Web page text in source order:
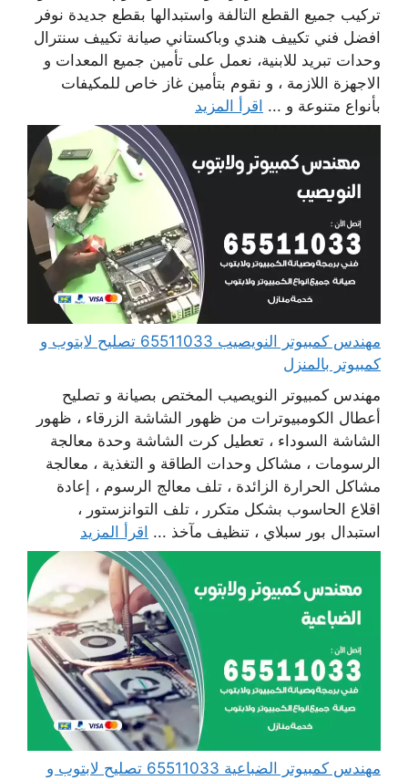
تركيب جميع القطع التالفة واستبدالها بقطع جديدة نوفر
افضل فني تكييف هندي وباكستاني صيانة تكييف سنترال
وحدات تبريد للابنية، نعمل على تأمين جميع المعدات و
الاجهزة اللازمة ، و نقوم بتأمين غاز خاص للمكيفات
بأنواع متنوعة و ... اقرأ المزيد
مهندس كمبيوتر النويصيب 65511033 تصليح لابتوب و
كمبيوتر بالمنزل
مهندس كمبيوتر النويصيب المختص بصيانة و تصليح
أعطال الكومبيوترات من ظهور الشاشة الزرقاء ، ظهور
الشاشة السوداء ، تعطيل كرت الشاشة وحدة معالجة
الرسومات ، مشاكل وحدات الطاقة و التغذية ، معالجة
مشاكل الحرارة الزائدة ، تلف معالج الرسوم ، إعادة
اقلاع الحاسوب بشكل متكرر ، تلف التوانزستور ،
استبدال بور سبلاي ، تنظيف مآخذ ... اقرأ المزيد
مهندس كمبيوتر الضباعية 65511033 تصليح لابتوب و